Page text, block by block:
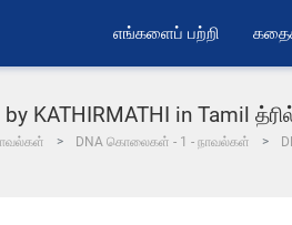
எங்களைப் பற்றி
KATHIRMATHI in Tamil
DNA கொலைகள் - 1 - நாவல்கள்